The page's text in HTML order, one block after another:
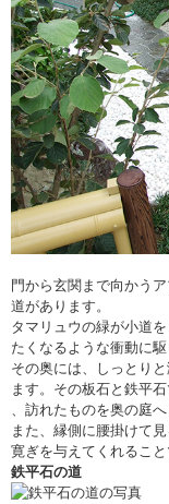
門から玄関まで向かう
道があります。
タマリュウの緑が小道
たくなるような衝動に駆
その奥には、しっとり
ます。その板石と鉄平
、訪れたものを奥の庭へ
また、縁側に腰掛けて
寛ぎを与えてくれること
鉄平石の道